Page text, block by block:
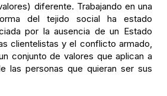
diferente. Trabajando en una
del tejido social ha estado
por la ausencia de un Estado
clientelistas y el conflicto armado,
conjunto de valores que aplican a
las personas que quieran ser sus